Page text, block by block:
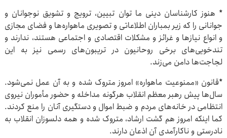
* هنوز کارشناسان دینی ما توان تبیین، ترویج و تشویق نوجوانان و
جوانانی را که زیر بمباران اطلاعاتی و تصویری ماهواره‌ها و فضای مجازی
و انواع نیازها و غرائز و مشکلات اقتصادی و اجتماعی هستند، ندارند و
تندخویی‌های برخی روحانیون در تریبون‌های رسمی نیز به این
لجاجت‌ها دامن می‌زند.
*قانون «ممنوعیت ماهواره» امروز متروک شده و به آن عمل نمی‌‎شود.
سال‌ها پیش رهبر معظم انقلاب هرگونه مداخله و حضور مأموران نیروی
انتظامی در خانه‌های مردم و ضبط اموال و دستگیری آنان را منع کردند.
کما اینکه امروز هم گشت ارشاد، متروک شده و همه‌ دلسوزان انقلاب به
نادرستی و ناکارآمدی آن اذعان دارند.